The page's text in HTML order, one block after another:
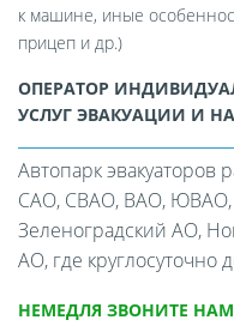
к машине, иные
прицеп и др.)
ОПЕРАТОР
УСЛУГ ЭВАКУАЦИИ И
Автопарк
САО, СВАО, ВАО,
Зеленоградский АО,
АО, где круглосуточно
НЕМЕДЛЯ ЗВОНИТЕ